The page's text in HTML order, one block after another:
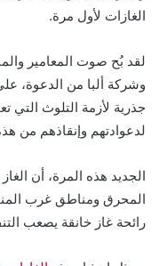
الغازات لأول مرة.
لقد بُح صوت المعامير
وشركة ألبا من الدعوة،
جذرية لأزمة التلوث التي
لدعوادتهم وإنقاذهم من
الجديد هذه المرة، أن
المحرق ومناطق غرب
رائحة غاز خانقة يصعب